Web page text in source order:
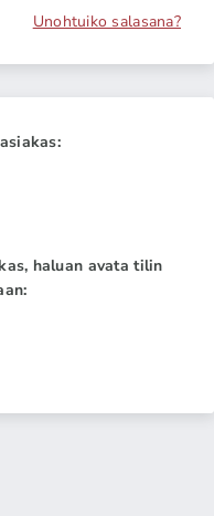
Unohtuiko salasana?
haluan avata tilin